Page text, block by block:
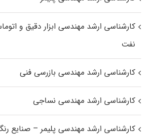
کارشناسی ارشد مهندسی ابزار دقیق و
نفت
کارشناسی ارشد مهندسی بازرسی فنی
کارشناسی ارشد مهندسی نساجی
کارشناسی ارشد مهندسی پلیمر – صنایع